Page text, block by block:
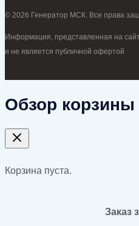
© 2026 Генератор МСК. Все права
Информация, представленная на
и не является публичной офертой
Обзор корзины
Корзина пуста.
Заказ